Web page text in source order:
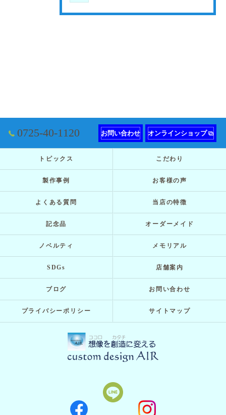
0725-40-1120 お問い合わせ オンラインショップ
トピックス こだわり
製作事例 お客様の声
よくある質問 当店の特徴
記念品 オーダーメイド
ノベルティ メモリアル
SDGs 店舗案内
ブログ お問い合わせ
プライバシーポリシー サイトマップ